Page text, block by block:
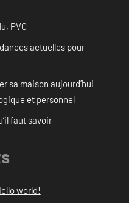
PVC
actuelles pour
sa maison aujourd’hui
et personnel
faut savoir
world!